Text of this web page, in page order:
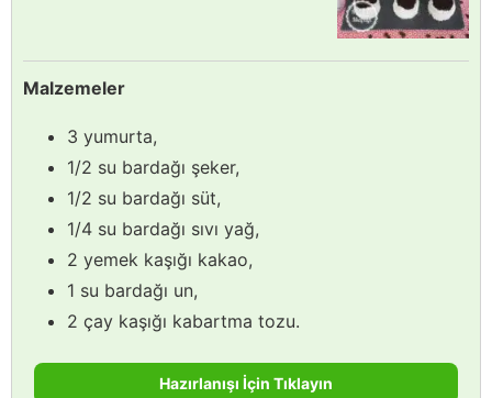
Malzemeler
3 yumurta,
1/2 su bardağı şeker,
1/2 su bardağı süt,
1/4 su bardağı sıvı yağ,
2 yemek kaşığı kakao,
1 su bardağı un,
2 çay kaşığı kabartma tozu.
Hazırlanışı İçin Tıklayın